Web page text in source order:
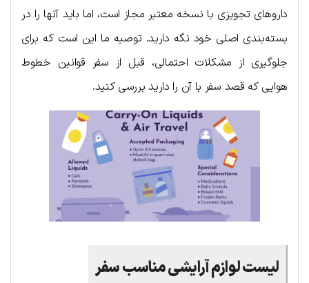
داروهای تجویزی با نسخه معتبر مجاز است، اما باید آنها را در
بسته‌بندی اصلی خود نگه دارید. توصیه ما این است که برای
جلوگیری از مشکلات احتمالی، قبل از سفر قوانین خطوط
هوایی که قصد سفر با آن را دارید بررسی کنید.
لیست لوازم آرایشی مناسب سفر